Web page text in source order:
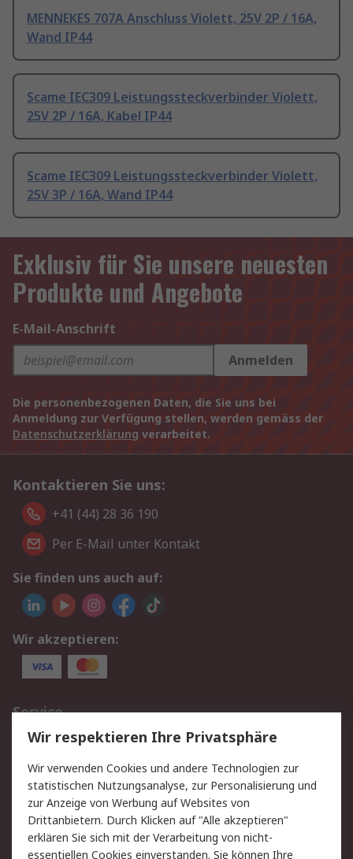
MENNEKES 707A Anschluss Violett, 25V 2P / 16A,
Wand IP44
Scame IEC309 Leistungssteckverbinder Violett,
25V 2P / 16A, Kabel IP44
Scame IEC309 Leistungssteckverbinder Violett,
25V 3P / 16A, Wand IP44
Exklusiv für Sie unsere neuesten
Produkte und Angebote
E-Mail-Anschrift
Anmelden
Die personenbezogenen Daten, die Sie uns bei
Anmeldung zur Verfügung stellen, werden gemäss der
Datenschutzerklärung verarbeitet.
Kontaktieren Sie uns:
+41 (44) 28 36 190
Per E-Mail unter Kontakt
Sie finden uns auch auf:
Wir akzeptieren:
Service
Value Added Services
Lieferlösungen
Rücksendungen
Kontakt
Hilfe
Rechtliches
AGB Datenschutz
Wir respektieren Ihre Privatsphäre
Wir verwenden Cookies und andere Technologien zur
statistischen Nutzungsanalyse, zur Personalisierung und
zur Anzeige von Werbung auf Websites von
Drittanbietern. Durch Klicken auf "Alle akzeptieren"
erklären Sie sich mit der Verarbeitung von nicht-
essentiellen Cookies einverstanden. Sie können Ihre